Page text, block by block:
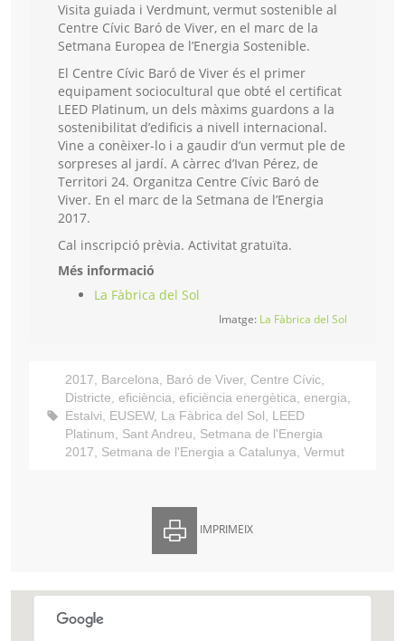
Visita guiada i Verdmunt, vermut sostenible al
Centre Cívic Baró de Viver, en el marc de la
Setmana Europea de l’Energia Sostenible.
El Centre Cívic Baró de Viver és el primer
equipament sociocultural que obté el certificat
LEED Platinum, un dels màxims guardons a la
sostenibilitat d’edificis a nivell internacional.
Vine a conèixer-lo i a gaudir d’un vermut ple de
sorpreses al jardí. A càrrec d’Ivan Pérez, de
Territori 24. Organitza Centre Cívic Baró de
Viver. En el marc de la Setmana de l’Energia
2017.
Cal inscripció prèvia. Activitat gratuïta.
Més informació
La Fàbrica del Sol
Imatge: La Fàbrica del Sol
2017, Barcelona, Baró de Viver, Centre Cívic,
Districte, eficiència, eficiència energètica, energia,
Estalvi, EUSEW, La Fàbrica del Sol, LEED
Platinum, Sant Andreu, Setmana de l'Energia
2017, Setmana de l'Energia a Catalunya, Vermut
IMPRIMEIX